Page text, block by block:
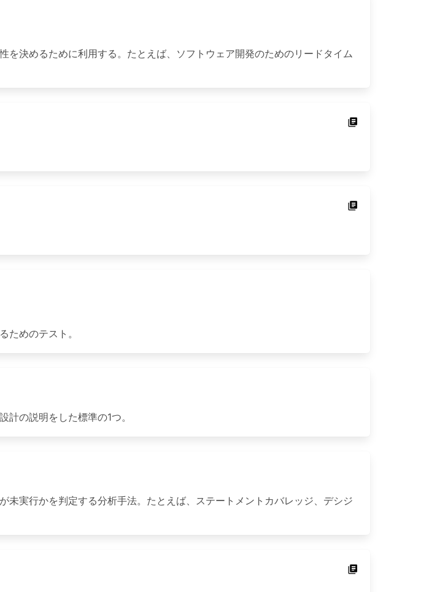
決めるために利用する。たとえば、ソフトウェア開発のためのリードタイム
ためのテスト。
の説明をした標準の1つ。
実行かを判定する分析手法。たとえば、ステートメントカバレッジ、デシジ